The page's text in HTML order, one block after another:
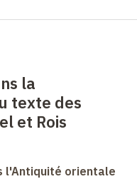
la
texte des
et Rois
l'Antiquité orientale